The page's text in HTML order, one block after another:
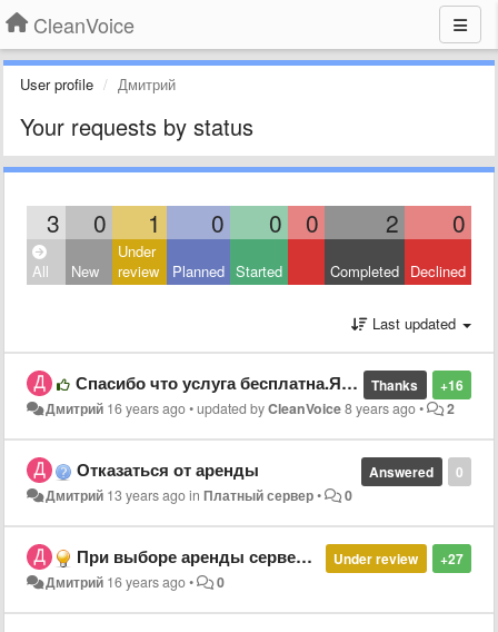
CleanVoice
User profile Дмитрий
Your requests by status
3 0 1 0 0 0 2 0
All New
Under
review
Planned Started Completed Declined
Last updated
+16
Thanks
Спасибо что услуга бесплатна.Я очень это ценю=)
Дмитрий 16 years ago•updated byCleanVoice8 years ago• 2
0
Answered
Отказаться от аренды
Дмитрий 13 years agoinПлатный сервер• 0
+27
Under review
При выборе аренды сервера нет описаний функций....
Дмитрий 16 years ago• 0